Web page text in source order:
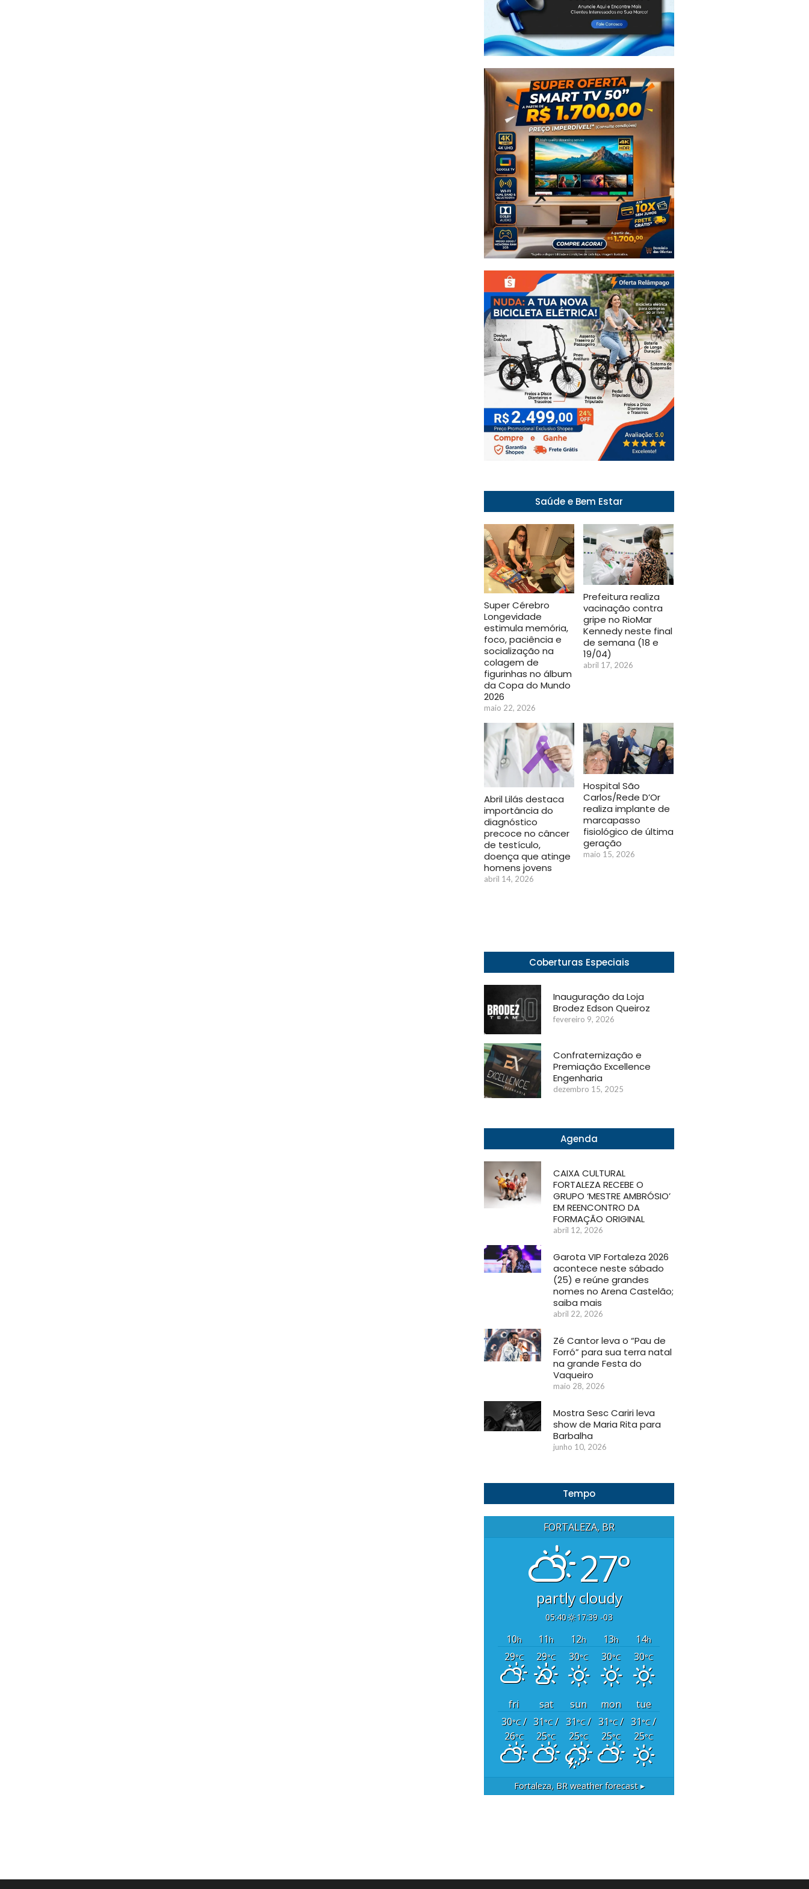
Saúde e Bem Estar
Super Cérebro
Longevidade
estimula memória,
foco, paciência e
socialização na
colagem de
figurinhas no álbum
da Copa do Mundo
2026
maio 22, 2026
Prefeitura realiza
vacinação contra
gripe no RioMar
Kennedy neste final
de semana (18 e
19/04)
abril 17, 2026
Abril Lilás destaca
importância do
diagnóstico
precoce no câncer
de testículo,
doença que atinge
homens jovens
abril 14, 2026
Hospital São
Carlos/Rede D’Or
realiza implante de
marcapasso
fisiológico de última
geração
maio 15, 2026
Coberturas Especiais
Inauguração da Loja
Brodez Edson Queiroz
fevereiro 9, 2026
Confraternização e
Premiação Excellence
Engenharia
dezembro 15, 2025
Agenda
CAIXA CULTURAL
FORTALEZA RECEBE O
GRUPO ‘MESTRE AMBRÓSIO’
EM REENCONTRO DA
FORMAÇÃO ORIGINAL
abril 12, 2026
Garota VIP Fortaleza 2026
acontece neste sábado
(25) e reúne grandes
nomes no Arena Castelão;
saiba mais
abril 22, 2026
Zé Cantor leva o “Pau de
Forró” para sua terra natal
na grande Festa do
Vaqueiro
maio 28, 2026
Mostra Sesc Cariri leva
show de Maria Rita para
Barbalha
junho 10, 2026
Tempo
FORTALEZA, BR
27°
partly cloudy
05:40 17:39 -03
10h 11h 12h 13h 14h
29°C 29°C 30°C 30°C 30°C
fri sat sun mon
tue
30°C/
26°C
31°C/
25°C
31°C/
25°C
31°C/
25°C
31°C/
25°C
Fortaleza, BRweather forecast ▸